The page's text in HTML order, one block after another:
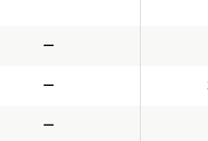
—
—
—